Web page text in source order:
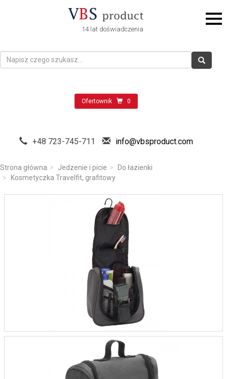
14 lat doświadczenia
Ofertownik 0
+48 723-745-711 info@vbsproduct.com
Strona główna Jedzenie i picie
Do łazienki
Kosmetyczka Travelfit, grafitowy